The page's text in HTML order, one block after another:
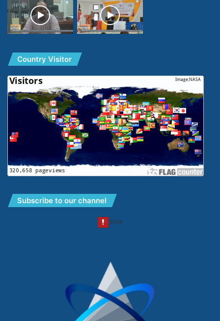
Country Visitor
Subscribe to our channel